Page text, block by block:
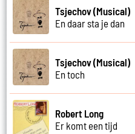
Tsjechov (Musical)
En daar sta je dan
Tsjechov (Musical)
En toch
Robert Long
Er komt een tijd